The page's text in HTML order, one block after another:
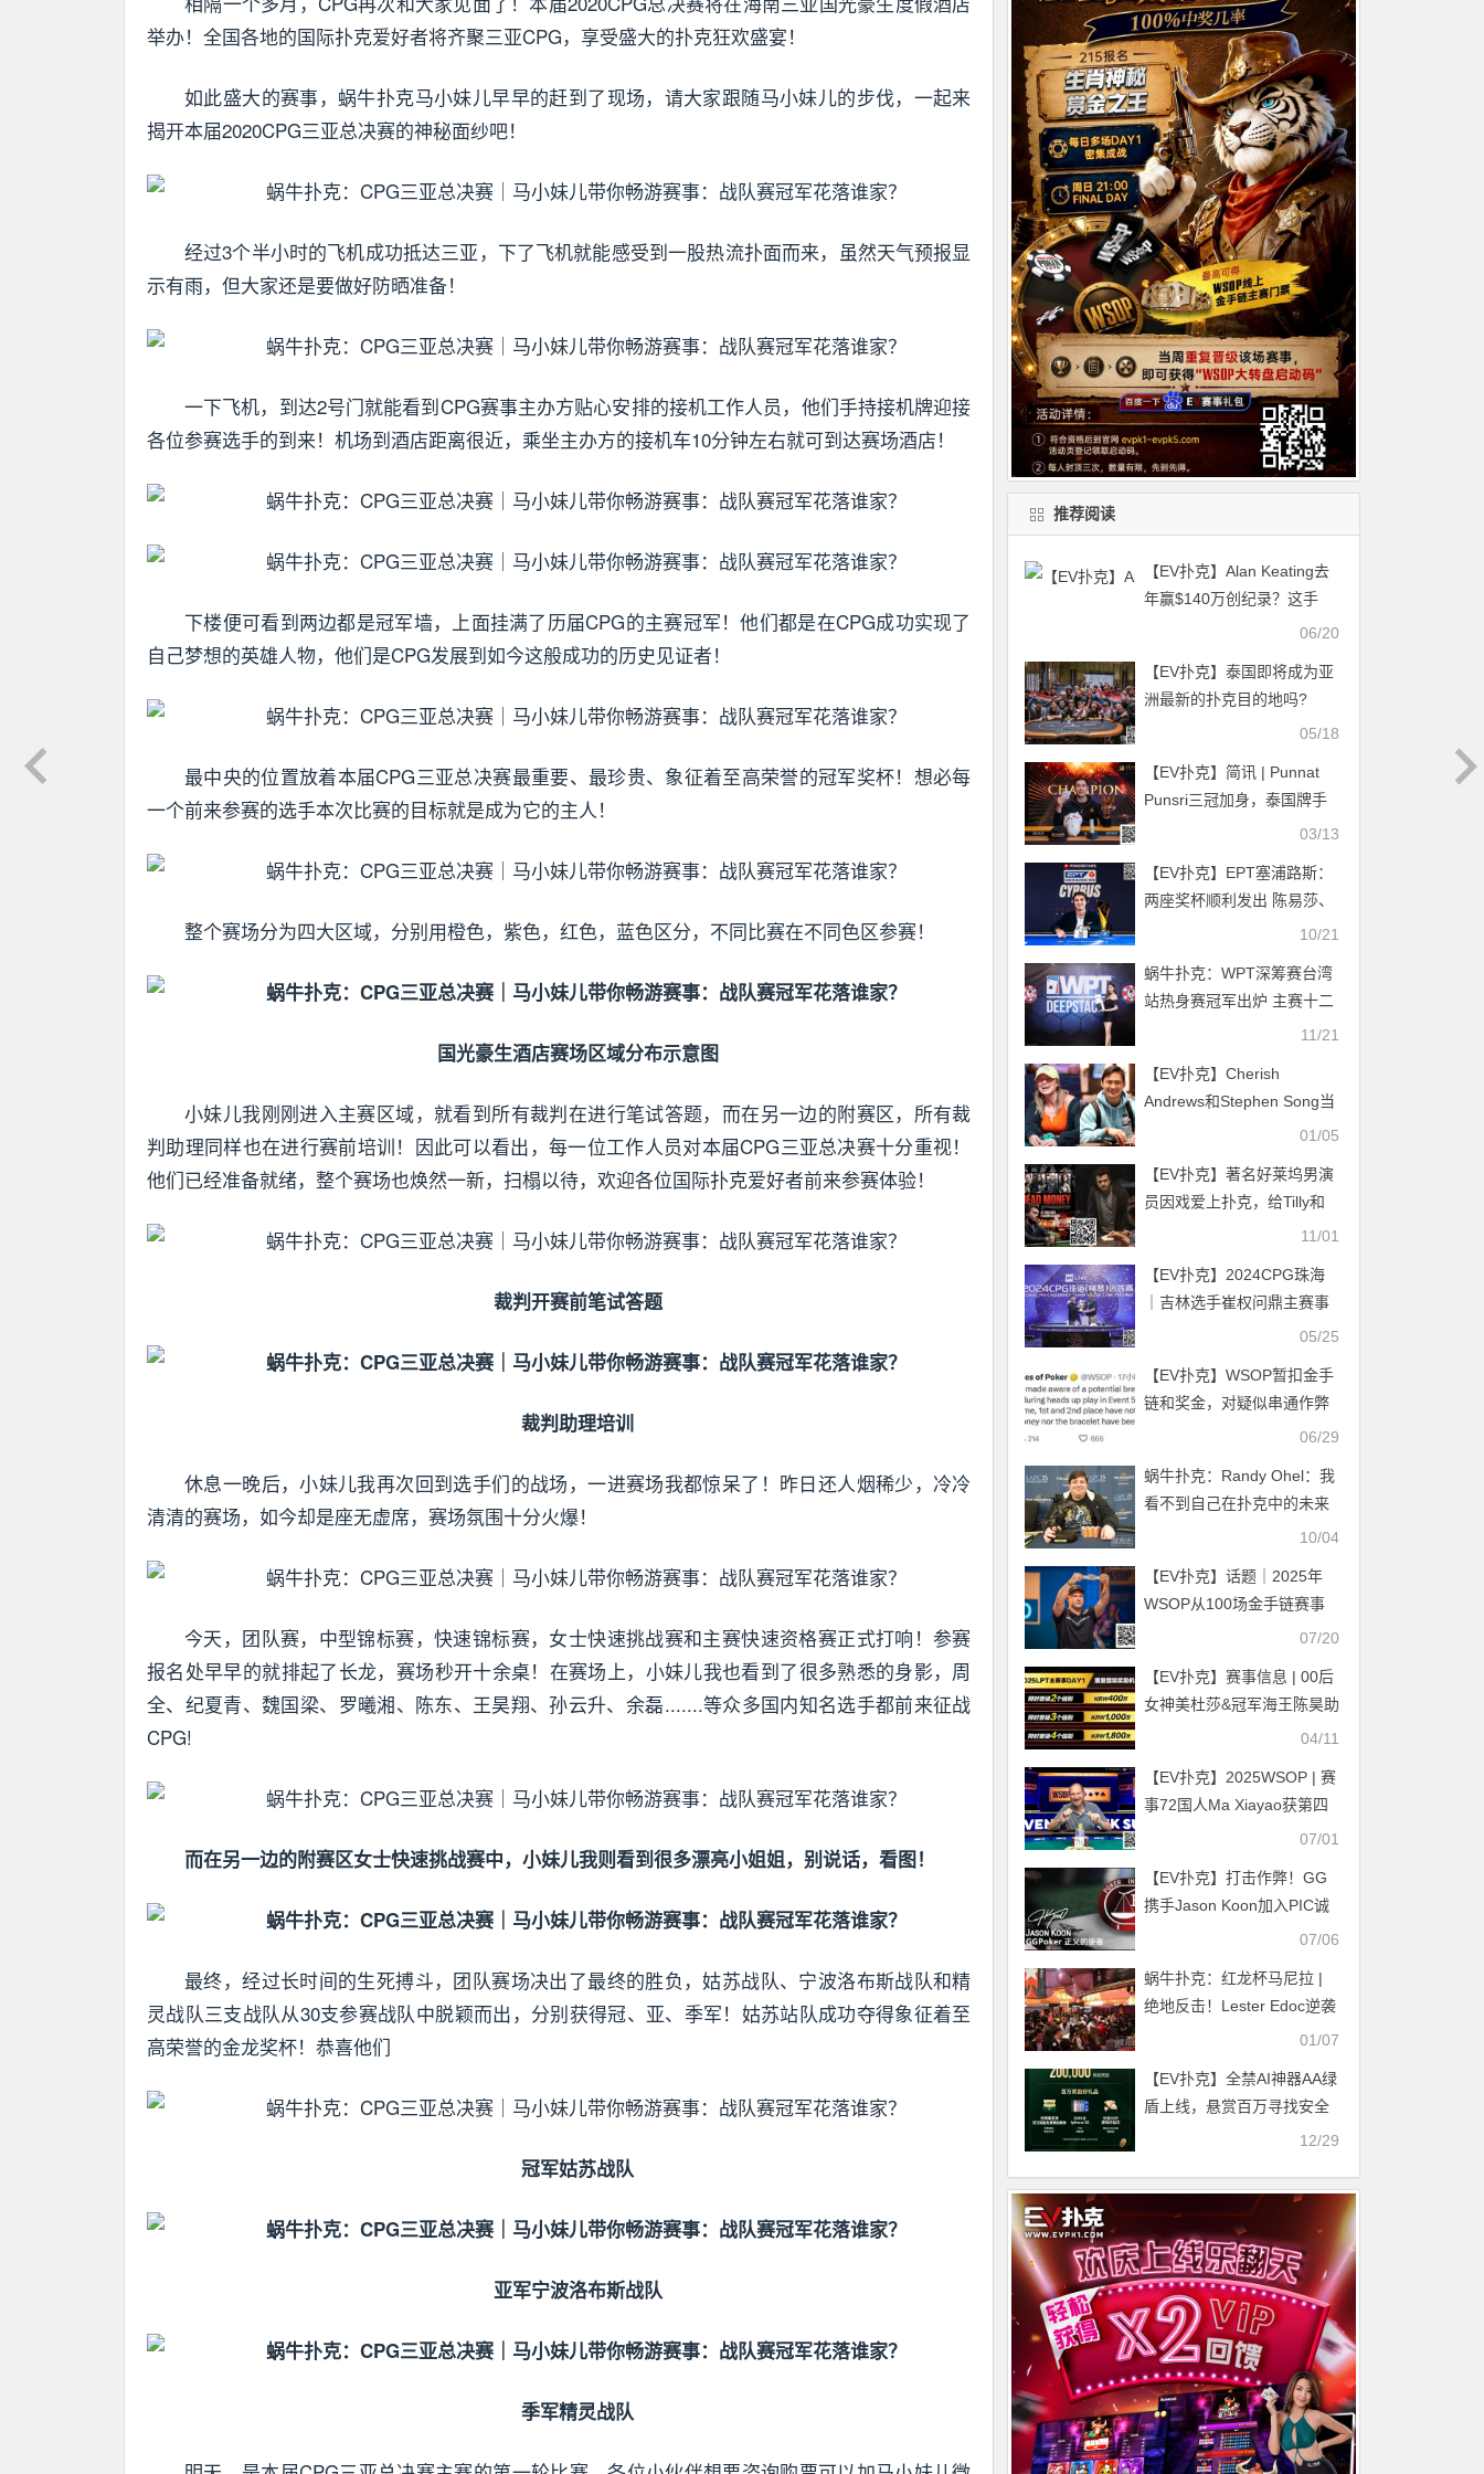
举办！全国各地的国际扑克爱好者将齐聚三亚CPG，享受盛大的扑克狂欢盛宴！
如此盛大的赛事，蜗牛扑克马小妹儿早早的赶到了现场，请大家跟随马小妹儿的步伐，一起来
揭开本届2020CPG三亚总决赛的神秘面纱吧！
经过3个半小时的飞机成功抵达三亚，下了飞机就能感受到一股热流扑面而来，虽然天气预报显
示有雨，但大家还是要做好防晒准备！
一下飞机，到达2号门就能看到CPG赛事主办方贴心安排的接机工作人员，他们手持接机牌迎接
各位参赛选手的到来！机场到酒店距离很近，乘坐主办方的接机车10分钟左右就可到达赛场酒店！
下楼便可看到两边都是冠军墙，上面挂满了历届CPG的主赛冠军！他们都是在CPG成功实现了
自己梦想的英雄人物，他们是CPG发展到如今这般成功的历史见证者！
最中央的位置放着本届CPG三亚总决赛最重要、最珍贵、象征着至高荣誉的冠军奖杯！想必每
一个前来参赛的选手本次比赛的目标就是成为它的主人！
整个赛场分为四大区域，分别用橙色，紫色，红色，蓝色区分，不同比赛在不同色区参赛！
国光豪生酒店赛场区域分布示意图
小妹儿我刚刚进入主赛区域，就看到所有裁判在进行笔试答题，而在另一边的附赛区，所有裁
判助理同样也在进行赛前培训！因此可以看出，每一位工作人员对本届CPG三亚总决赛十分重视！
他们已经准备就绪，整个赛场也焕然一新，扫榻以待，欢迎各位国际扑克爱好者前来参赛体验！
裁判开赛前笔试答题
裁判助理培训
休息一晚后，小妹儿我再次回到选手们的战场，一进赛场我都惊呆了！昨日还人烟稀少，冷冷
清清的赛场，如今却是座无虚席，赛场氛围十分火爆！
今天，团队赛，中型锦标赛，快速锦标赛，女士快速挑战赛和主赛快速资格赛正式打响！参赛
报名处早早的就排起了长龙，赛场秒开十余桌！在赛场上，小妹儿我也看到了很多熟悉的身影，周
全、纪夏青、魏国梁、罗曦湘、陈东、王昊翔、孙云升、余磊.......等众多国内知名选手都前来征战
CPG!
而在另一边的附赛区女士快速挑战赛中，小妹儿我则看到很多漂亮小姐姐，别说话，看图！
最终，经过长时间的生死搏斗，团队赛场决出了最终的胜负，姑苏战队、宁波洛布斯战队和精
灵战队三支战队从30支参赛战队中脱颖而出，分别获得冠、亚、季军！姑苏站队成功夺得象征着至
高荣誉的金龙奖杯！恭喜他们
冠军姑苏战队
亚军宁波洛布斯战队
季军精灵战队
推荐阅读
【EV扑克】Alan Keating去
年赢$140万创纪录？这手
$240万巨池让他相形见绌06/20
【EV扑克】泰国即将成为亚
洲最新的扑克目的地吗?
05/18
【EV扑克】简讯 | Punnat
Punsri三冠加身，泰国牌手
斩获济州站最后一场NLH赛
03/13
【EV扑克】EPT塞浦路斯：
两座奖杯顺利发出 陈易莎、
魏国梁等晋级$5,300 EPT主
10/21
蜗牛扑克：WPT深筹赛台湾
站热身赛冠军出炉 主赛十二
11/21
【EV扑克】Cherish
Andrews和Stephen Song当
01/05
【EV扑克】著名好莱坞男演
员因戏爱上扑克，给Tilly和
11/01
【EV扑克】2024CPG珠海
｜吉林选手崔权问鼎主赛事
05/25
【EV扑克】WSOP暂扣金手
链和奖金，对疑似串通作弊
06/29
蜗牛扑克：Randy Ohel：我
看不到自己在扑克中的未来
10/04
【EV扑克】话题｜2025年
WSOP从100场金手链赛事
07/20
【EV扑克】赛事信息 | 00后
女神美杜莎&冠军海王陈昊助
阵LPT，三大线上平台开
10亿奖池！
04/11
【EV扑克】2025WSOP | 赛
事72国人Ma Xiayao获第四
名，周全、陈真、王勇纷纷
07/01
【EV扑克】打击作弊！GG
携手Jason Koon加入PIC诚
信委员会，百万主赛事加开
07/06
蜗牛扑克：红龙杯马尼拉 |
绝地反击！Lester Edoc逆袭
夺得超级豪客赛冠军，狂揽
01/07
【EV扑克】全禁AI神器AA绿
盾上线，悬赏百万寻找安全
漏洞，百万免费赛开启助您
12/29